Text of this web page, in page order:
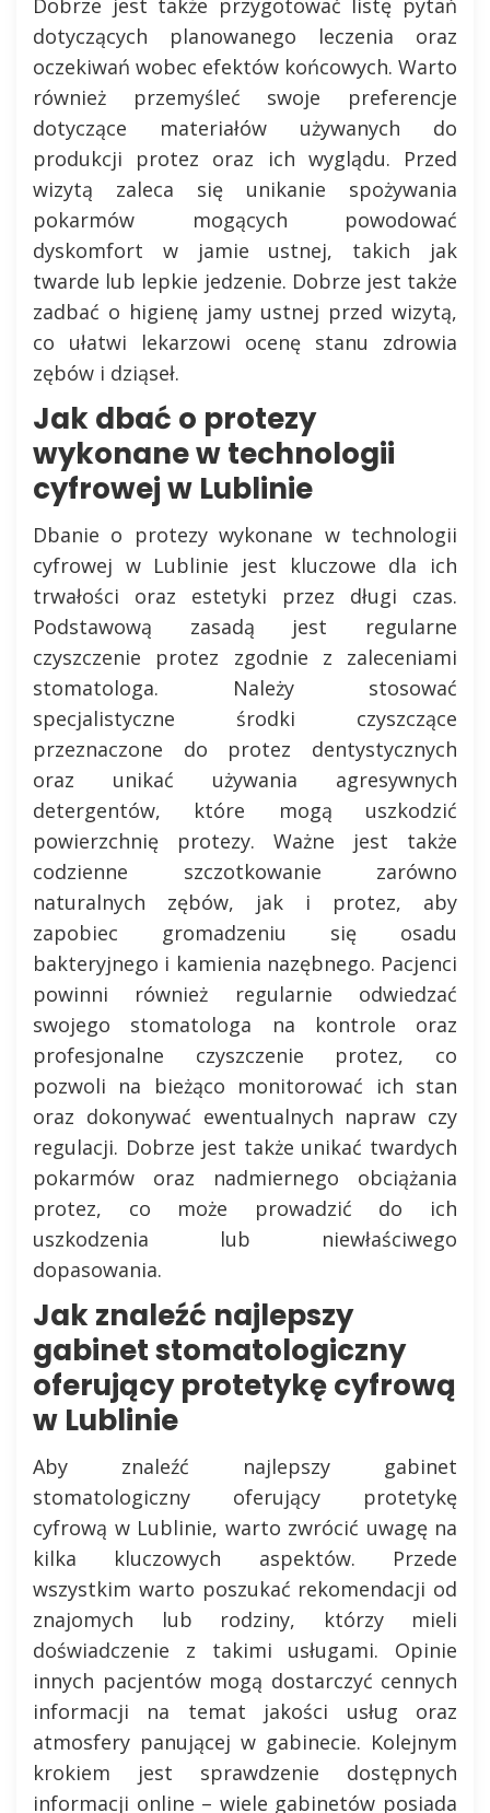
Dobrze jest także przygotować listę pytań
dotyczących planowanego leczenia oraz
oczekiwań wobec efektów końcowych. Warto
również przemyśleć swoje preferencje
dotyczące materiałów używanych do
produkcji protez oraz ich wyglądu. Przed
wizytą zaleca się unikanie spożywania
pokarmów mogących powodować
dyskomfort w jamie ustnej, takich jak
twarde lub lepkie jedzenie. Dobrze jest także
zadbać o higienę jamy ustnej przed wizytą,
co ułatwi lekarzowi ocenę stanu zdrowia
zębów i dziąseł.
Jak dbać o protezy
wykonane w technologii
cyfrowej w Lublinie
Dbanie o protezy wykonane w technologii
cyfrowej w Lublinie jest kluczowe dla ich
trwałości oraz estetyki przez długi czas.
Podstawową zasadą jest regularne
czyszczenie protez zgodnie z zaleceniami
stomatologa. Należy stosować
specjalistyczne środki czyszczące
przeznaczone do protez dentystycznych
oraz unikać używania agresywnych
detergentów, które mogą uszkodzić
powierzchnię protezy. Ważne jest także
codzienne szczotkowanie zarówno
naturalnych zębów, jak i protez, aby
zapobiec gromadzeniu się osadu
bakteryjnego i kamienia nazębnego. Pacjenci
powinni również regularnie odwiedzać
swojego stomatologa na kontrole oraz
profesjonalne czyszczenie protez, co
pozwoli na bieżąco monitorować ich stan
oraz dokonywać ewentualnych napraw czy
regulacji. Dobrze jest także unikać twardych
pokarmów oraz nadmiernego obciążania
protez, co może prowadzić do ich
uszkodzenia lub niewłaściwego
dopasowania.
Jak znaleźć najlepszy
gabinet stomatologiczny
oferujący protetykę cyfrową
w Lublinie
Aby znaleźć najlepszy gabinet
stomatologiczny oferujący protetykę
cyfrową w Lublinie, warto zwrócić uwagę na
kilka kluczowych aspektów. Przede
wszystkim warto poszukać rekomendacji od
znajomych lub rodziny, którzy mieli
doświadczenie z takimi usługami. Opinie
innych pacjentów mogą dostarczyć cennych
informacji na temat jakości usług oraz
atmosfery panującej w gabinecie. Kolejnym
krokiem jest sprawdzenie dostępnych
informacji online – wiele gabinetów posiada